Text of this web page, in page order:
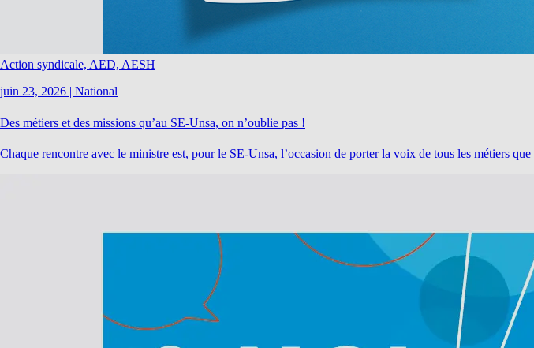
Action syndicale, AED, AESH
juin 23, 2026 | National
Des métiers et des missions qu’au SE-Unsa, on n’oublie pas !
Chaque rencontre avec le ministre est, pour le SE-Unsa, l’occasion de porter la voix de tous les métiers